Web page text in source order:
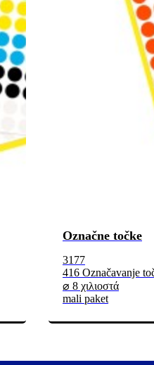
Označne točke
3177
416 Označavanje
⌀ 8 χιλιοστά
mali paket